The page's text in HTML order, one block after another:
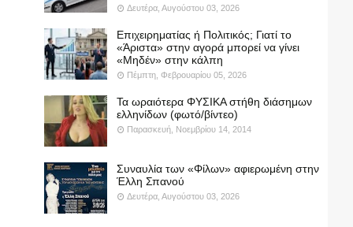
Δευτέρα, Αυγούστου 03, 2026
Επιχειρηματίας ή Πολιτικός; Γιατί το
«Άριστα» στην αγορά μπορεί να γίνει
«Μηδέν» στην κάλπη
Πέμπτη, Φεβρουαρίου 05, 2026
Τα ωραιότερα ΦΥΣΙΚΑ στήθη διάσημων
ελληνίδων (φωτό/βίντεο)
Παρασκευή, Νοεμβρίου 14, 2014
Συναυλία των «Φίλων» αφιερωμένη στην
Έλλη Σπανού
Δευτέρα, Αυγούστου 03, 2026